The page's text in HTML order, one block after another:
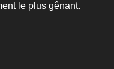
le plus gênant.